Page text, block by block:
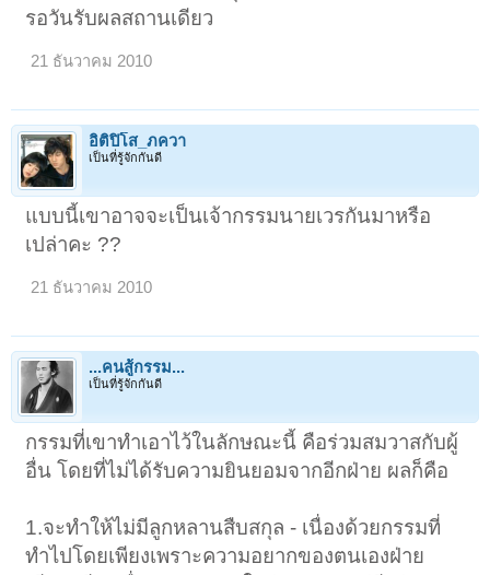
รอวันรับผลสถานเดียว
21 ธันวาคม 2010
อิติปิโส_ภควา
เป็นที่รู้จักกันดี
แบบนี้เขาอาจจะเป็นเจ้ากรรมนายเวรกันมาหรือ
เปล่าคะ ??
21 ธันวาคม 2010
...คนสู้กรรม...
เป็นที่รู้จักกันดี
กรรมที่เขาทำเอาไว้ในลักษณะนี้ คือร่วมสมวาสกับผู้
อื่น โดยที่ไม่ได้รับความยินยอมจากอีกฝ่าย ผลก็คือ
1.จะทำให้ไม่มีลูกหลานสืบสกุล - เนื่องด้วยกรรมที่
ทำไปโดยเพียงเพราะความอยากของตนเองฝ่าย